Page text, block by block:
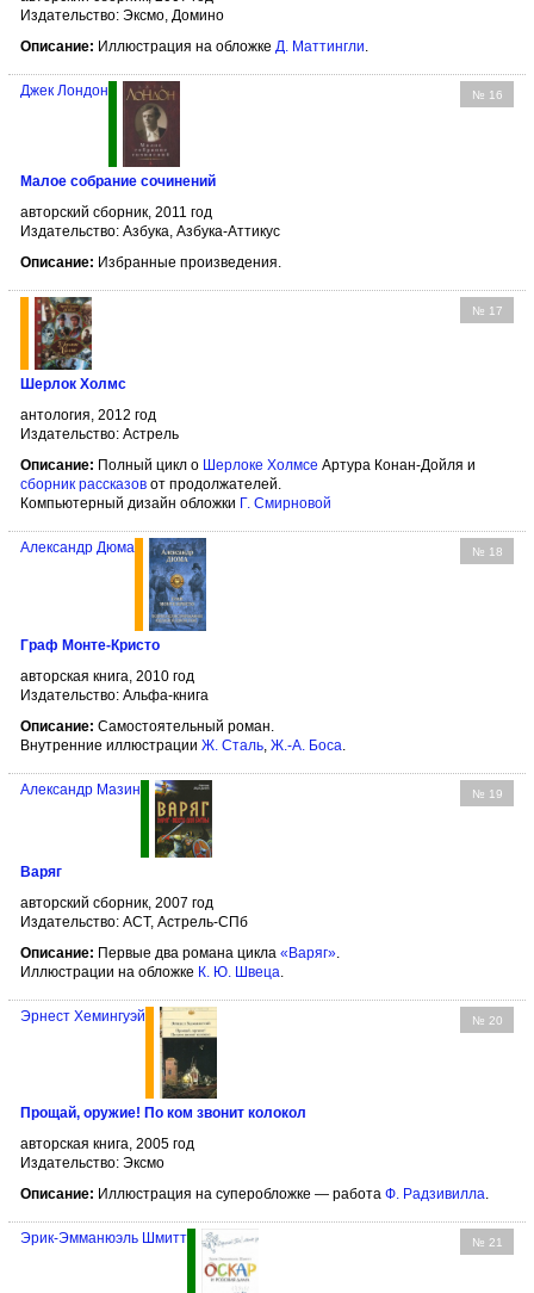
Издательство: Эксмо, Домино
Описание: Иллюстрация на обложке Д. Маттингли
№ 16
Джек Лондон
Малое собрание сочинений
авторский сборник, 2011 год
Издательство: Азбука, Азбука-Аттикус
Описание: Избранные произведения.
№ 17
Шерлок Холмс
антология, 2012 год
Издательство: Астрель
Описание: Полный цикл о Шерлоке Холмсе Артура Конан-Дойля и
сборник рассказов от продолжателей.
Компьютерный дизайн обложки Г. Смирновой
№ 18
Александр Дюма
Граф Монте-Кристо
авторская книга, 2010 год
Издательство: Альфа-книга
Описание: Самостоятельный роман.
Внутренние иллюстрации Ж. Сталь, Ж.-А. Боса.
№ 19
Александр Мазин
Варяг
авторский сборник, 2007 год
Издательство: АСТ, Астрель-СПб
Описание: Первые два романа цикла «Варяг»
Иллюстрации на обложке К. Ю. Швеца
№ 20
Эрнест Хемингуэй
Прощай, оружие! По ком звонит колокол
авторская книга, 2005 год
Издательство: Эксмо
Описание: Иллюстрация на суперобложке — работа Ф. Радзивилла.
№ 21
Эрик-Эмманюэль Шмитт